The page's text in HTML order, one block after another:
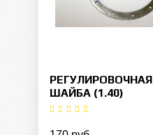
РЕГУЛИРОВОЧНАЯ
ШАЙБА (1.40)